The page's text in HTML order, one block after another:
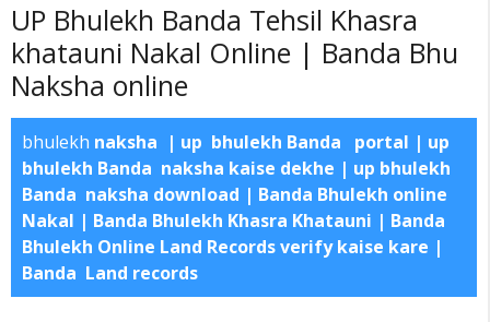
UP Bhulekh Banda Tehsil Khasra
khatauni Nakal Online | Banda Bhu
Naksha online
bhulekh naksha | up bhulekh Banda
portal | up
bhulekh Banda naksha kaise dekhe | up bhulekh
Banda naksha download | Banda Bhulekh online
Nakal | Banda Bhulekh Khasra Khatauni | Banda
Bhulekh Online Land Records verify kaise kare |
Banda Land records